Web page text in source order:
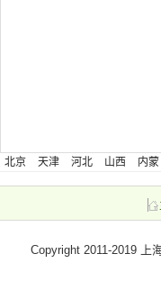
北京 天津 河北 山西 内蒙
Copyright 2011-2019 上